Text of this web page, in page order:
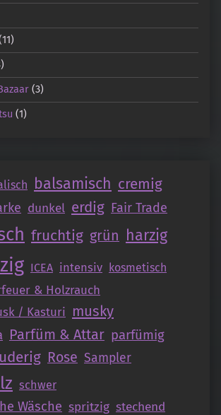
(3)
(1)
balsamisch cremig
dunkel erdig Fair Trade
fruchtig grün harzig
ICEA intensiv kosmetisch
& Holzrauch
/ Kasturi musky
Parfüm & Attar parfümig
Rose Sampler
schwer
Wäsche spritzig stechend